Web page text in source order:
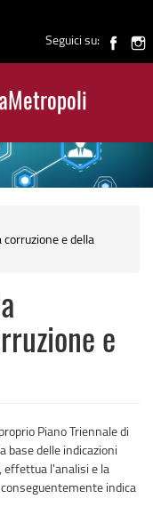
Seguici su:
e della
e
Piano Triennale di
base delle indicazioni
effettua l'analisi e la
indica